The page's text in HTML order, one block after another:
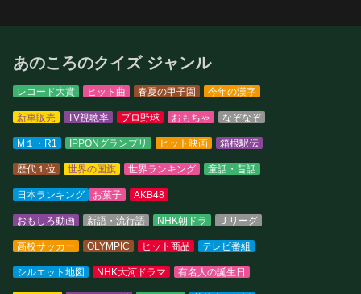
あのころのクイズ ジャンル
レコード大賞 ヒット曲 春夏の甲子園 今年の漢字
新車販売 TV視聴率 プロ野球 おもちゃ なぞなぞ
M１・R1 IPPONグランプリ ヒット映画 箱根駅伝
歴代１位 世界の国旗 世界ランキング 童話・昔話
日本ランキング お菓子 AKB48
おもしろ動画 新語・流行語 NHK朝ドラ Ｊリーグ
高校サッカー OLYMPIC ヒット商品 テレビ番組
シルエット地図 NHK大河ドラマ 有名人の誕生日